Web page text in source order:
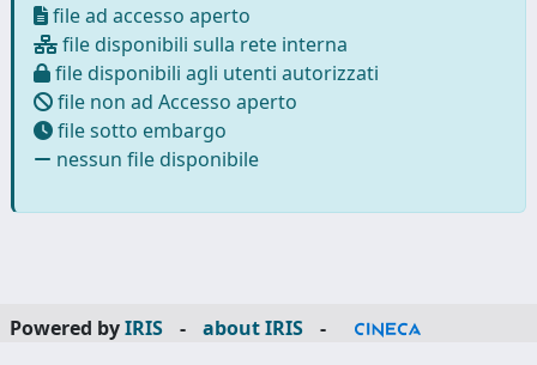
file ad accesso aperto
file disponibili sulla rete interna
file disponibili agli utenti autorizzati
file non ad Accesso aperto
file sotto embargo
nessun file disponibile
Powered byIRIS - about IRIS
-